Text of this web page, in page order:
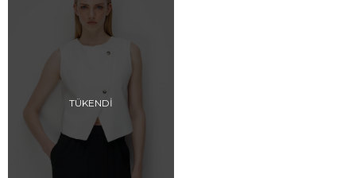
TÜKENDI